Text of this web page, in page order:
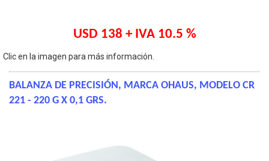
USD 138 + IVA 10.5 %
Clic en la imagen para más información.
BALANZA DE PRECISIÓN, MARCA OHAUS, MODELO CR
221 - 220 G X 0,1 GRS.